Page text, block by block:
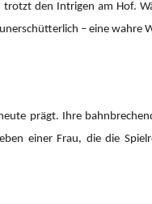
den Intrigen am Hof.
– eine wahre
prägt. Ihre
einer Frau, die die